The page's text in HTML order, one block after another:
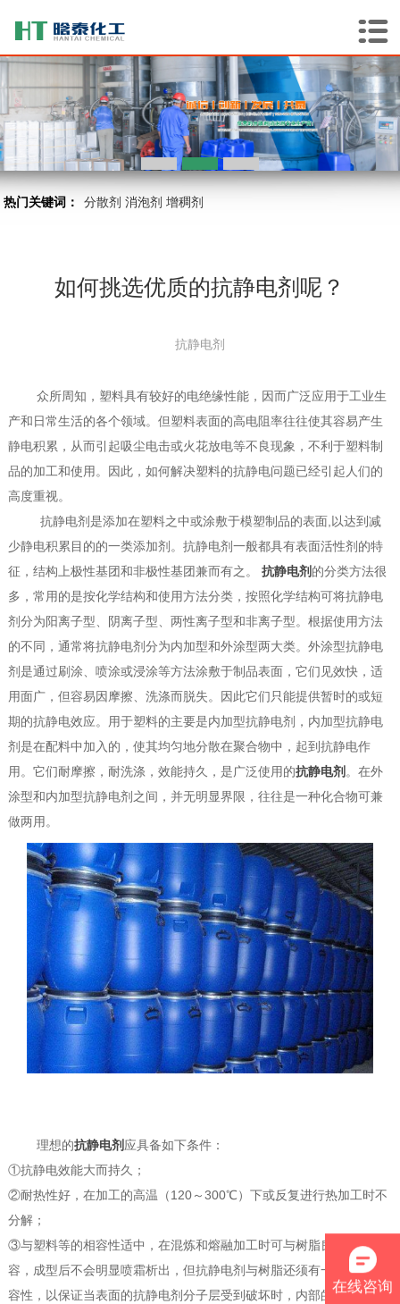
1 2 3
热门关键词： 分散剂 消泡剂 增稠剂
如何挑选优质的抗静电剂呢？
抗静电剂
众所周知，塑料具有较好的电绝缘性能，因而广泛应用于工业生
产和日常生活的各个领域。但塑料表面的高电阻率往往使其容易产生
静电积累，从而引起吸尘电击或火花放电等不良现象，不利于塑料制
品的加工和使用。因此，如何解决塑料的抗静电问题已经引起人们的
高度重视。
抗静电剂是添加在塑料之中或涂敷于模塑制品的表面,以达到减
少静电积累目的的一类添加剂。抗静电剂一般都具有表面活性剂的特
征，结构上极性基团和非极性基团兼而有之。 抗静电剂 的分类方法很
多，常用的是按化学结构和使用方法分类，按照化学结构可将抗静电
剂分为阳离子型、阴离子型、两性离子型和非离子型。根据使用方法
的不同，通常将抗静电剂分为内加型和外涂型两大类。外涂型抗静电
剂是通过刷涂、喷涂或浸涂等方法涂敷于制品表面，它们见效快，适
用面广，但容易因摩擦、洗涤而脱失。因此它们只能提供暂时的或短
期的抗静电效应。用于塑料的主要是内加型抗静电剂，内加型抗静电
剂是在配料中加入的，使其均匀地分散在聚合物中，起到抗静电作
用。它们耐摩擦，耐洗涤，效能持久，是广泛使用的抗静电剂 。在外
涂型和内加型抗静电剂之间，并无明显界限，往往是一种化合物可兼
做两用。
理想的抗静电剂 应具备如下条件：
①抗静电效能大而持久；
②耐热性好，在加工的高温（120～300℃）下或反复进行热加工时不
分解；
③与塑料等的相容性适中，在混炼和熔融加工时可与树脂良好的相
容，成型后不会明显喷霜析出，但抗静电剂与树脂还须有一定的不相
容性，以保证当表面的抗静电剂分子层受到破坏时，内部的抗静电剂
在线咨询